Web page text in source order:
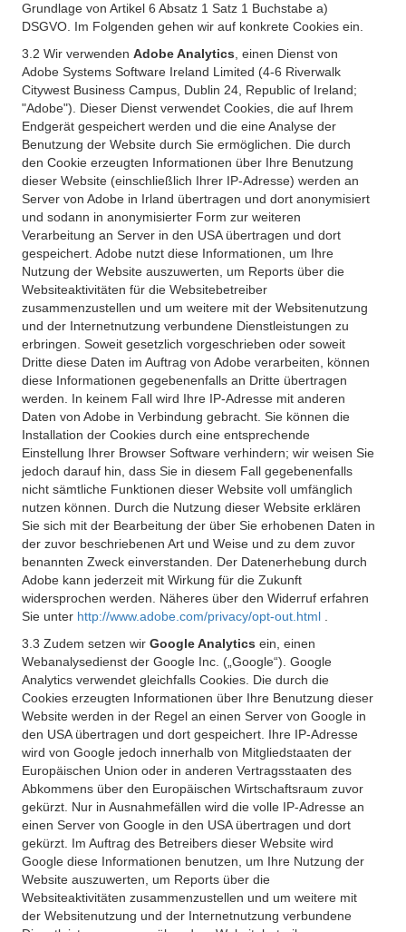
Grundlage von Artikel 6 Absatz 1 Satz 1 Buchstabe a)
DSGVO. Im Folgenden gehen wir auf konkrete Cookies ein.
3.2 Wir verwenden Adobe Analytics , einen Dienst von
Adobe Systems Software Ireland Limited (4-6 Riverwalk
Citywest Business Campus, Dublin 24, Republic of Ireland;
"Adobe"). Dieser Dienst verwendet Cookies, die auf Ihrem
Endgerät gespeichert werden und die eine Analyse der
Benutzung der Website durch Sie ermöglichen. Die durch
den Cookie erzeugten Informationen über Ihre Benutzung
dieser Website (einschließlich Ihrer IP-Adresse) werden an
Server von Adobe in Irland übertragen und dort anonymisiert
und sodann in anonymisierter Form zur weiteren
Verarbeitung an Server in den USA übertragen und dort
gespeichert. Adobe nutzt diese Informationen, um Ihre
Nutzung der Website auszuwerten, um Reports über die
Websiteaktivitäten für die Websitebetreiber
zusammenzustellen und um weitere mit der Websitenutzung
und der Internetnutzung verbundene Dienstleistungen zu
erbringen. Soweit gesetzlich vorgeschrieben oder soweit
Dritte diese Daten im Auftrag von Adobe verarbeiten, können
diese Informationen gegebenenfalls an Dritte übertragen
werden. In keinem Fall wird Ihre IP-Adresse mit anderen
Daten von Adobe in Verbindung gebracht. Sie können die
Installation der Cookies durch eine entsprechende
Einstellung Ihrer Browser Software verhindern; wir weisen Sie
jedoch darauf hin, dass Sie in diesem Fall gegebenenfalls
nicht sämtliche Funktionen dieser Website voll umfänglich
nutzen können. Durch die Nutzung dieser Website erklären
Sie sich mit der Bearbeitung der über Sie erhobenen Daten in
der zuvor beschriebenen Art und Weise und zu dem zuvor
benannten Zweck einverstanden. Der Datenerhebung durch
Adobe kann jederzeit mit Wirkung für die Zukunft
widersprochen werden. Näheres über den Widerruf erfahren
Sie unter http://www.adobe.com/privacy/opt-out.html
3.3 Zudem setzen wir Google Analytics ein, einen
Webanalysedienst der Google Inc. („Google“). Google
Analytics verwendet gleichfalls Cookies. Die durch die
Cookies erzeugten Informationen über Ihre Benutzung dieser
Website werden in der Regel an einen Server von Google in
den USA übertragen und dort gespeichert. Ihre IP-Adresse
wird von Google jedoch innerhalb von Mitgliedstaaten der
Europäischen Union oder in anderen Vertragsstaaten des
Abkommens über den Europäischen Wirtschaftsraum zuvor
gekürzt. Nur in Ausnahmefällen wird die volle IP-Adresse an
einen Server von Google in den USA übertragen und dort
gekürzt. Im Auftrag des Betreibers dieser Website wird
Google diese Informationen benutzen, um Ihre Nutzung der
Website auszuwerten, um Reports über die
Websiteaktivitäten zusammenzustellen und um weitere mit
der Websitenutzung und der Internetnutzung verbundene